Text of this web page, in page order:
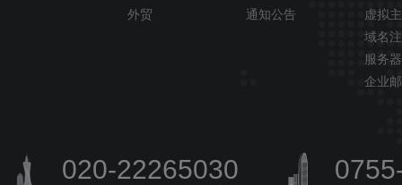
外贸
通知公告
虚拟
域名
服务器
企业
020-22265030